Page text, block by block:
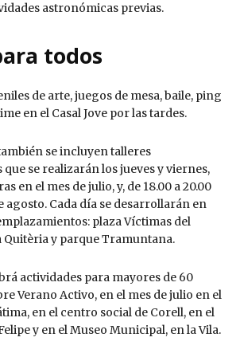
astronómicas previas.
todos
de arte, juegos de mesa, baile, ping
en el Casal Jove por las tardes.
se incluyen talleres
se realizarán los jueves y viernes,
en el mes de julio, y, de 18.00 a 20.00
agosto. Cada día se desarrollarán en
plaza Víctimas del
y parque Tramuntana.
actividades para mayores de 60
Verano Activo, en el mes de julio en el
en el centro social de Corell, en el
y en el Museo Municipal, en la Vila.